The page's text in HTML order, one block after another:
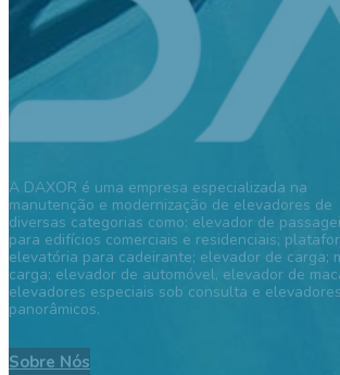
A DAXOR é uma empresa especializada na
manutenção e modernização de elevadores de
diversas categorias como: elevador de
para edifícios comerciais e residenciais;
elevatória para cadeirante; elevador de carga;
carga; elevador de automóvel, elevador de
elevadores especiais sob consulta e elevadores
panorâmicos.
Sobre Nós